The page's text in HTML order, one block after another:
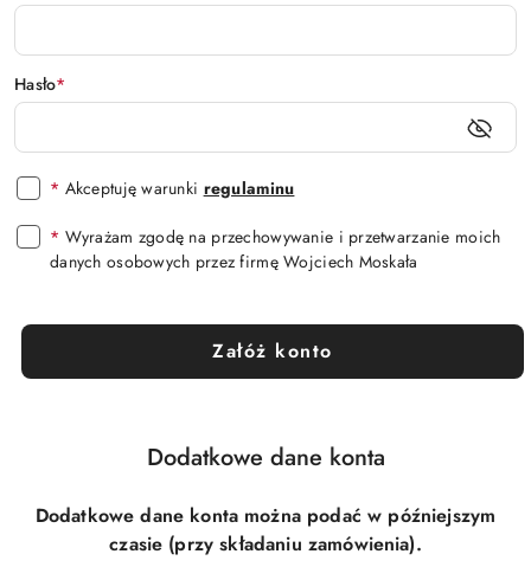
Hasło*
* Akceptuję warunki regulaminu
* Wyrażam zgodę na przechowywanie i przetwarzanie moich
danych osobowych przez firmę Wojciech Moskała
Załóż konto
Dodatkowe dane konta
Dodatkowe dane konta można podać w późniejszym
czasie (przy składaniu zamówienia).